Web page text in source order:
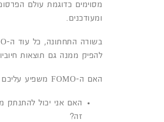
ומעודכנים.
להפיק ממנה גם תוצאות
האם ה-FOMO משפיע עליכם לטוב או לרע? שאלו את עצמכם את השאלות הבאות:
האם אני יכול להתנתק
זה?